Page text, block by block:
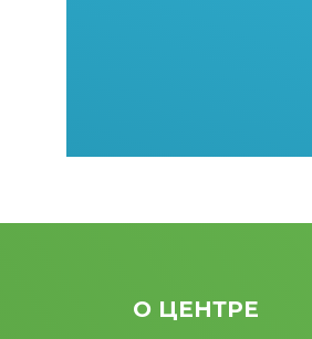
О ЦЕНТРЕ